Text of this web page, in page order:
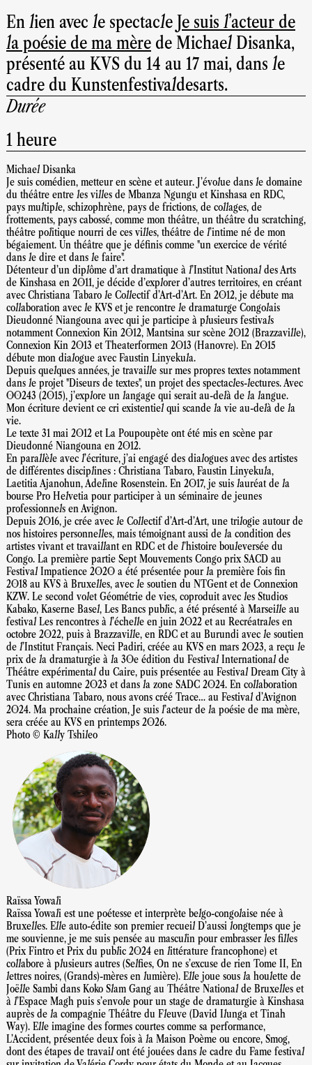
En lien avec le spectacleJe suis l'acteur de
la poésie de ma mèrede Michael Disanka,
présenté au KVS du 14 au 17 mai, dans le
cadre du Kunstenfestivaldesarts.
Durée
1 heure
Michael Disanka
Je suis comédien, metteur en scène et auteur. J’évolue dans le domaine
du théâtre entre les villes de Mbanza Ngungu et Kinshasa en RDC,
pays multiple, schizophrène, pays de frictions, de collages, de
frottements, pays cabossé, comme mon théâtre, un théâtre du scratching,
théâtre politique nourri de ces villes, théâtre de l’intime né de mon
bégaiement. Un théâtre que je définis comme "un exercice de vérité
dans le dire et dans le faire".
Détenteur d’un diplôme d’art dramatique à l’Institut National des Arts
de Kinshasa en 2011, je décide d'explorer d’autres territoires, en créant
avec Christiana Tabaro le Collectif d’Art-d’Art. En 2012, je débute ma
collaboration avec le KVS et je rencontre le dramaturge Congolais
Dieudonné Niangouna avec qui je participe à plusieurs festivals
notamment Connexion Kin 2012, Mantsina sur scène 2012 (Brazzaville),
Connexion Kin 2013 et Theaterformen 2013 (Hanovre). En 2015
débute mon dialogue avec Faustin Linyekula.
Depuis quelques années, je travaille sur mes propres textes notamment
dans le projet "Diseurs de textes", un projet des spectacles-lectures. Avec
00243 (2015), j’explore un langage qui serait au-delà de la langue.
Mon écriture devient ce cri existentiel qui scande la vie au-delà de la
vie.
Le texte 31 mai 2012 et La Poupoupète ont été mis en scène par
Dieudonné Niangouna en 2012.
En parallèle avec l’écriture, j’ai engagé des dialogues avec des artistes
de différentes disciplines : Christiana Tabaro, Faustin Linyekula,
Laetitia Ajanohun, Adeline Rosenstein. En 2017, je suis lauréat de la
bourse Pro Helvetia pour participer à un séminaire de jeunes
professionnels en Avignon.
Depuis 2016, je crée avec le Collectif d’Art-d’Art, une trilogie autour de
nos histoires personnelles, mais témoignant aussi de la condition des
artistes vivant et travaillant en RDC et de l'histoire bouleversée du
Congo. La première partie Sept Mouvements Congo prix SACD au
Festival Impatience 2020 a été présentée pour la première fois fin
2018 au KVS à Bruxelles, avec le soutien du NTGent et de Connexion
KZW. Le second volet Géométrie de vies, coproduit avec les Studios
Kabako, Kaserne Basel, Les Bancs public, a été présenté à Marseille au
festival Les rencontres à l’échelle en juin 2022 et au Recréatrales en
octobre 2022, puis à Brazzaville, en RDC et au Burundi avec le soutien
de l’Institut Français. Neci Padiri, créée au KVS en mars 2023, a reçu le
prix de la dramaturgie à la 30e édition du Festival International de
Théâtre expérimental du Caire, puis présentée au Festival Dream City à
Tunis en automne 2023 et dans la zone SADC 2024. En collaboration
avec Christiana Tabaro, nous avons créé Trace… au Festival d’Avignon
2024. Ma prochaine création, Je suis l’acteur de la poésie de ma mère,
sera créée au KVS en printemps 2026.
Photo © Kally Tshileo
Raïssa Yowali
Raïssa Yowali est une poétesse et interprète belgo-congolaise née à
Bruxelles. Elle auto-édite son premier recueil D’aussi longtemps que je
me souvienne, je me suis pensée au masculin pour embrasser les filles
(Prix Fintro et Prix du public 2024 en littérature francophone) et
collabore à plusieurs autres (Selfies, On ne s’excuse de rien Tome II, En
lettres noires, (Grands)-mères en lumière). Elle joue sous la houlette de
Joëlle Sambi dans Koko Slam Gang au Théâtre National de Bruxelles et
à l’Espace Magh puis s’envole pour un stage de dramaturgie à Kinshasa
auprès de la compagnie Théâtre du Fleuve (David Ilunga et Tinah
Way). Elle imagine des formes courtes comme sa performance,
L’Accident, présentée deux fois à la Maison Poème ou encore, Smog,
dont des étapes de travail ont été jouées dans le cadre du Fame festival